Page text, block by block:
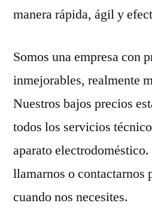
manera rápida, ágil y
Somos una empresa con
inmejorables, realmente
Nuestros bajos precios
todos los servicios
aparato
llamarnos o contactarnos
cuando nos necesites.